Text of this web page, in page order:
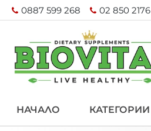
0887 599 268 02 850 2176
НАЧАЛО КАТЕГОРИИ